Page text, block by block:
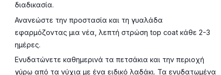
διαδικασία.
Ανανεώστε την προστασία και τη γυαλάδα
εφαρμόζοντας μια νέα, λεπτή στρώση top coat κάθε 2-3
ημέρες.
Ενυδατώνετε καθημερινά τα πετσάκια και την περιοχή
γύρω από τα νύχια με ένα ειδικό λαδάκι. Τα ενυδατωμένα